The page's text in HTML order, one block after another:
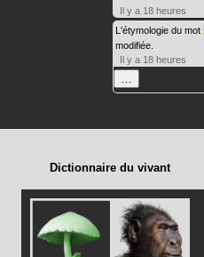
Il y a 18 heures
L'étymologie du mot
modifiée.
Il y a 18 heures
…
Dictionnaire du vivant